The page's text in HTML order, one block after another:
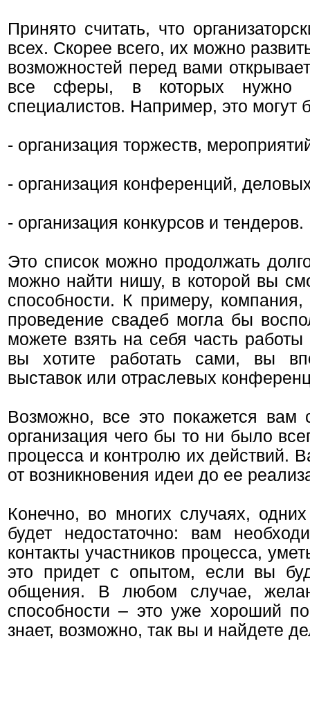
Принято считать, что
всех. Скорее всего, их можно
возможностей перед вами
все сферы, в которых нужно
специалистов. Например, это могут
- организация торжеств,
- организация конференций,
- организация конкурсов и тендеров.
Это список можно продолжать
можно найти нишу, в которой вы
способности. К примеру,
проведение свадеб могла бы
можете взять на себя часть
вы хотите работать сами, вы
выставок или отраслевых
Возможно, все это покажется вам
организация чего бы то ни было
процесса и контролю их действий.
от возникновения идеи до ее
Конечно, во многих случаях, одних
будет недостаточно: вам
контакты участников процесса,
это придет с опытом, если вы
общения. В любом случае,
способности – это уже хороший
знает, возможно, так вы и найдете